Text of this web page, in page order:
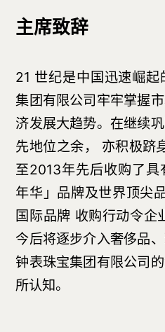
主席致辞
21 世纪是中国迅速崛
集团有限公司牢牢掌握
济发展大趋势。在继续
先地位之余， 亦积极跻
至2013年先后收购了
年华」品牌及世界顶尖
国际品牌 收购行动令企
今后将逐步介入奢侈品
钟表珠宝集团有限公司
所认知。